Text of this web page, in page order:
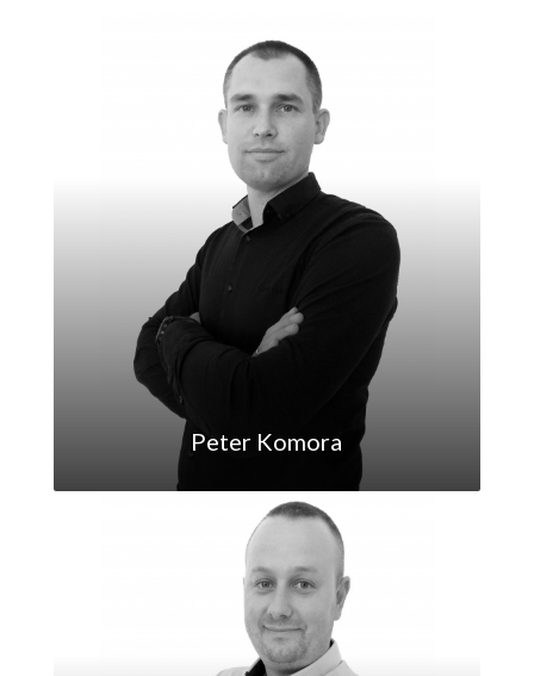
Peter Komora
peter.komora@maxfinreal.sk
0905851933